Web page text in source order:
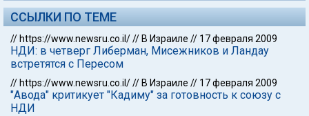
ССЫЛКИ ПО ТЕМЕ
// https://www.newsru.co.il/// В Израиле // 17 февраля 2009
НДИ: в четверг Либерман, Мисежников и Ландау
встретятся с Пересом
// https://www.newsru.co.il/// В Израиле // 17 февраля 2009
"Авода" критикует "Кадиму" за готовность к союзу с
НДИ